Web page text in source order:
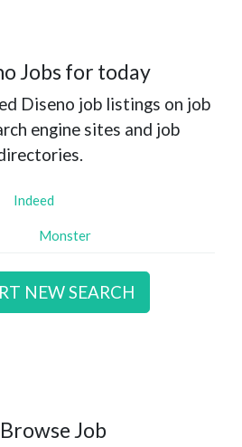
Jobs for today
Diseno job listings on job
engine sites and job
Indeed
Monster
NEW SEARCH
Browse Job